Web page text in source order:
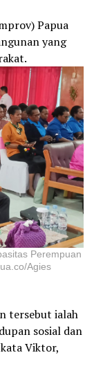
Papua
yang
Perempuan
Agies
tersebut ialah
sosial dan
Viktor,